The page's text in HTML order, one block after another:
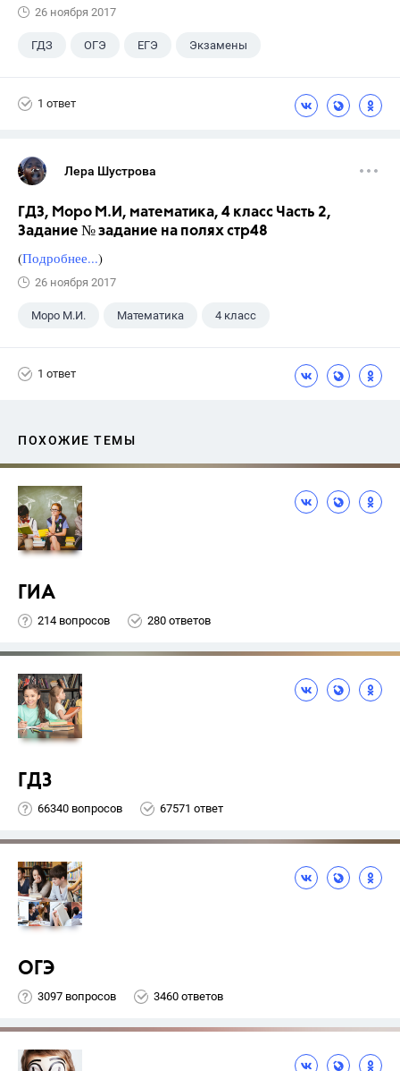
26 ноября 2017
ГДЗ ОГЭ ЕГЭ Экзамены
1 ответ
Лера Шустрова
ГДЗ, Моро М.И, математика, 4 класс Часть 2,
Задание № задание на полях стр48
(Подробнее...)
26 ноября 2017
Моро М.И. Математика 4 класс
1 ответ
ПОХОЖИЕ ТЕМЫ
ГИА
214 вопросов 280 ответов
ГДЗ
66340 вопросов 67571 ответ
ОГЭ
3097 вопросов 3460 ответов